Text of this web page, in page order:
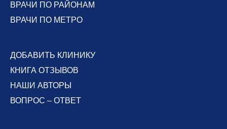
ВРАЧИ ПО РАЙОНАМ
ВРАЧИ ПО МЕТРО
ДОБАВИТЬ КЛИНИКУ
КНИГА ОТЗЫВОВ
НАШИ АВТОРЫ
ВОПРОС – ОТВЕТ